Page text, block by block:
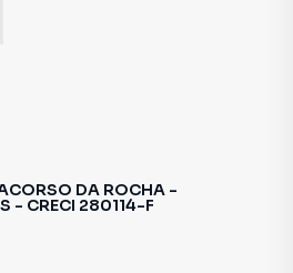
DA ROCHA -
- CRECI 280114-F